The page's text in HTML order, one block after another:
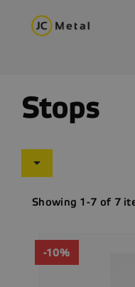
Stops

Showing 1-7 of 7
-10%